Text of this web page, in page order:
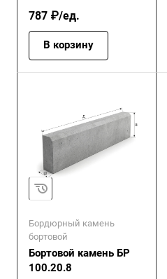
787 ₽/ед.
В корзину
Бордюрный камень
бортовой
Бортовой камень БР
100.20.8